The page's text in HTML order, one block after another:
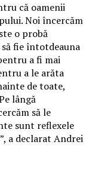
că oamenii
Noi încercăm
o probă
fie întotdeauna
a fi mai
a le arăta
de toate,
lângă
să le
sunt reflexele
a declarat Andrei